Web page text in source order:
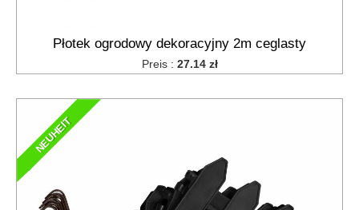
Płotek ogrodowy dekoracyjny 2m ceglasty
Preis : 27.14 zł
NEUHEIT